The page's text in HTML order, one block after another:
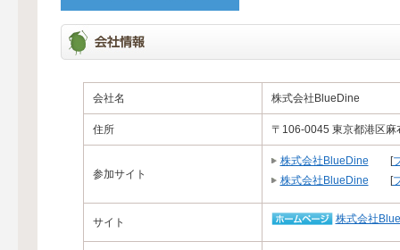
会社名 株式会社BlueDine
住所 〒106-0045 東京都港区
参加サイト
株式会社BlueDine [
株式会社BlueDine [
サイト 株式会社